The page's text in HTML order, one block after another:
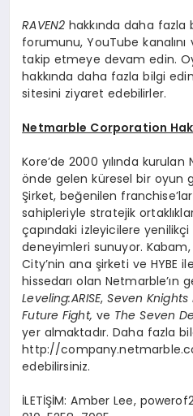
RAVEN2 hakkında daha
forumunu, YouTube
takip etmeye devam edin.
hakkında daha fazla bilgi
sitesini ziyaret edebilirler.
Netmarble Corporation
Kore’de 2000 yılında
önde gelen küresel bir oyun
Şirket, beğenilen
sahipleriyle stratejik
çapındaki izleyicilere
deneyimleri sunuyor.
City’nin ana şirketi ve HYBE
hissedarı olan Netmarble’ın
Leveling:ARISE,Seven Knights
Future Fight, ve The Seven
yer almaktadır. Daha fazla
http://
edebilirsiniz.
İLETİŞİM: Amber Lee,